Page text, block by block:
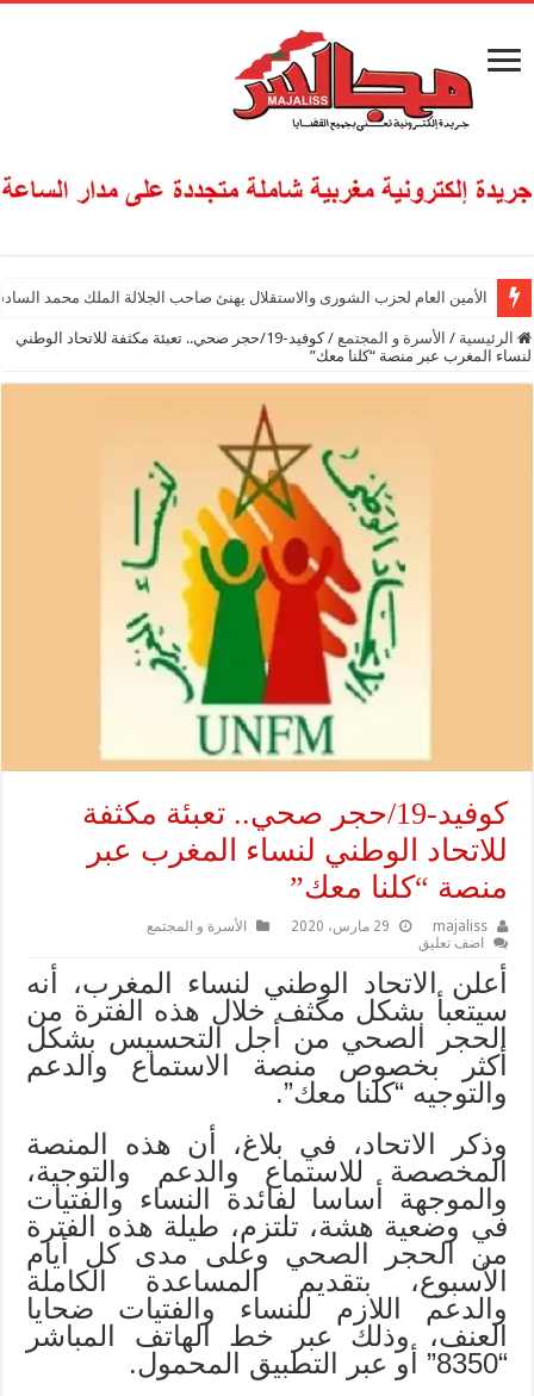
الأمين العام لحزب الشورى والاستقلال يهنئ صاحب الجلالة الملك محمد
الرئيسية / الأسرة و المجتمع /
كوفيد-19/حجر صحي.. تعبئة مكثفة للاتحاد الوطني
لنساء المغرب عبر منصة “كلنا معك”
كوفيد-19/حجر صحي.. تعبئة مكثفة
للاتحاد الوطني لنساء المغرب عبر
منصة “كلنا معك”
majaliss 29 مارس، 2020
الأسرة و المجتمع
اضف تعليق
أعلن الاتحاد الوطني لنساء المغرب، أنه
سيتعبأ بشكل مكثف خلال هذه الفترة من
الحجر الصحي من أجل التحسيس بشكل
أكثر بخصوص منصة الاستماع والدعم
والتوجيه “كلنا معك”.
وذكر الاتحاد، في بلاغ، أن هذه المنصة
المخصصة للاستماع والدعم والتوجية،
والموجهة أساسا لفائدة النساء والفتيات
في وضعية هشة، تلتزم، طيلة هذه الفترة
من الحجر الصحي وعلى مدى كل أيام
الأسبوع، بتقديم المساعدة الكاملة
والدعم اللازم للنساء والفتيات ضحايا
العنف، وذلك عبر خط الهاتف المباشر
“8350” أو عبر التطبيق المحمول.